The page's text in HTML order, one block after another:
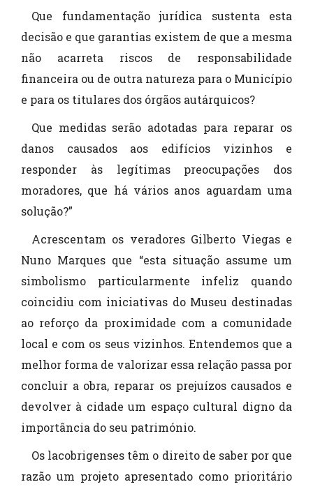
Que fundamentação jurídica sustenta esta
decisão e que garantias existem de que a mesma
não acarreta riscos de responsabilidade
financeira ou de outra natureza para o Município
e para os titulares dos órgãos autárquicos?
Que medidas serão adotadas para reparar os
danos causados aos edifícios vizinhos e
responder às legítimas preocupações dos
moradores, que há vários anos aguardam uma
solução?”
Acrescentam os veradores Gilberto Viegas e
Nuno Marques que “esta situação assume um
simbolismo particularmente infeliz quando
coincidiu com iniciativas do Museu destinadas
ao reforço da proximidade com a comunidade
local e com os seus vizinhos. Entendemos que a
melhor forma de valorizar essa relação passa por
concluir a obra, reparar os prejuízos causados e
devolver à cidade um espaço cultural digno da
importância do seu património.
Os lacobrigenses têm o direito de saber por que
razão um projeto apresentado como prioritário